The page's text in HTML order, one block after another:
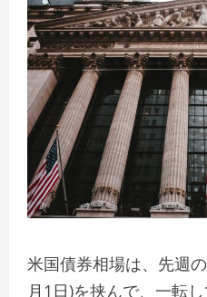
米国債券相場は、先週
月1日)を挟んで、一転